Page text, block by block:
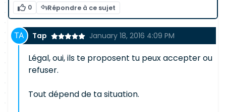
0 Répondre à ce sujet
Tap January 18, 2016 4:09 PM
Légal, oui, ils te proposent tu peux accepter ou
refuser.
Tout dépend de ta situation.